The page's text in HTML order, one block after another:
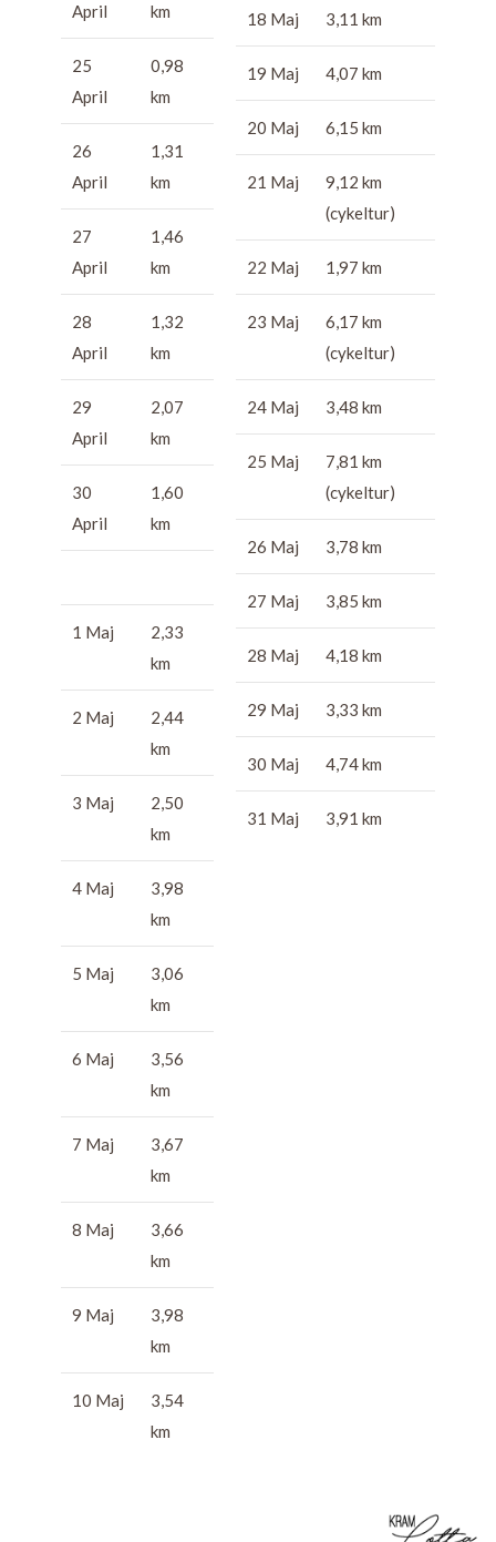
April
km
25
April
0,98
km
26
April
1,31
km
27
April
1,46
km
28
April
1,32
km
29
April
2,07
km
30
April
1,60
km
1 Maj
2,33
km
2 Maj
2,44
km
3 Maj
2,50
km
4 Maj
3,98
km
5 Maj
3,06
km
6 Maj
3,56
km
7 Maj
3,67
km
8 Maj
3,66
km
9 Maj
3,98
km
10 Maj
3,54
km
18 Maj 3,11 km
19 Maj 4,07 km
20 Maj 6,15 km
21 Maj
9,12 km
(cykeltur)
22 Maj 1,97 km
23 Maj
6,17 km
(cykeltur)
24 Maj 3,48 km
25 Maj
7,81 km
(cykeltur)
26 Maj 3,78 km
27 Maj 3,85 km
28 Maj 4,18 km
29 Maj 3,33 km
30 Maj 4,74 km
31 Maj 3,91 km